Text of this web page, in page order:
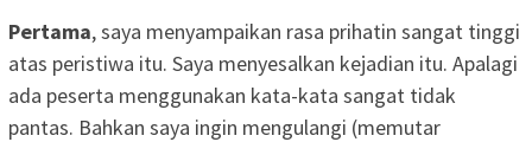
Pertama, saya menyampaikan rasa prihatin sangat tinggi
atas peristiwa itu. Saya menyesalkan kejadian itu. Apalagi
ada peserta menggunakan kata-kata sangat tidak
pantas. Bahkan saya ingin mengulangi (memutar